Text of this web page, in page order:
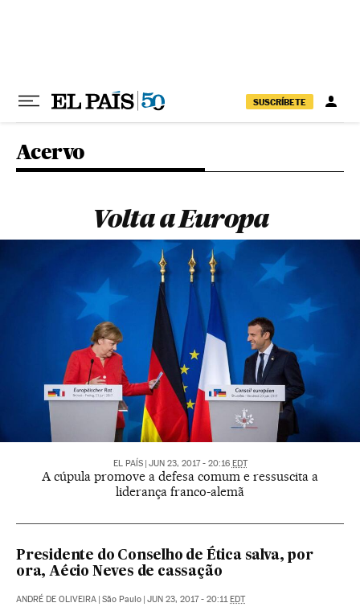
SUSCRÍBETE
Acervo
Volta a Europa
EL PAÍS JUN 23, 2017 - 20:16 EDT
A cúpula promove a defesa comum e ressuscita a
liderança franco-alemã
Presidente do Conselho de Ética salva, por
ora, Aécio Neves de cassação
ANDRÉ DE OLIVEIRA São Paulo JUN 23, 2017 - 20:11 EDT